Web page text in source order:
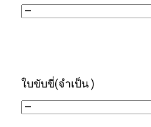
ใบขับขี่(จำเป็น )